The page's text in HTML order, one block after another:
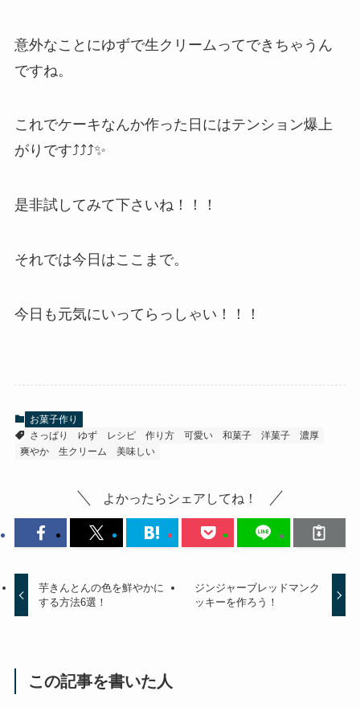
意外なことにゆずで生クリームってできちゃうん
ですね。
これでケーキなんか作った日にはテンション爆上
がりです⤴️⤴️⤴️✨
是非試してみて下さいね！！！
それでは今日はここまで。
今日も元気にいってらっしゃい！！！
お菓子作り
さっぱり
ゆず レシピ 作り方 可愛い 和菓子 洋菓子
濃厚
爽やか
生クリーム 美味しい
よかったらシェアしてね！
芋きんとんの色を鮮やかに
する方法6選！
ジンジャーブレッドマンク
ッキーを作ろう！
この記事を書いた人